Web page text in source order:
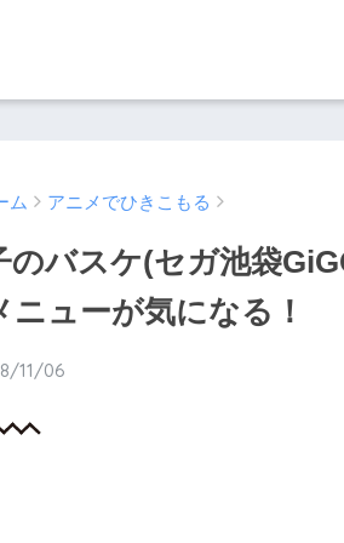
ム アニメでひきこもる
のバスケ(セガ池袋
ニューが気になる！
11/06